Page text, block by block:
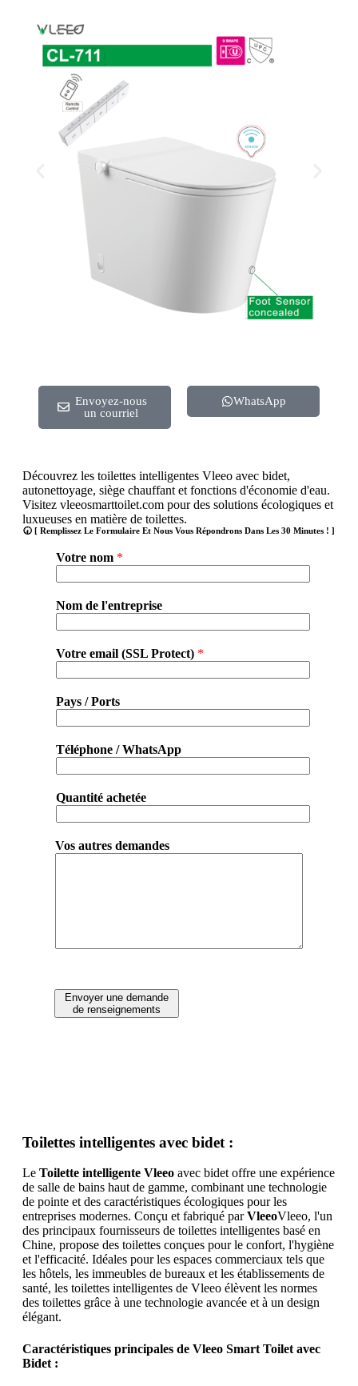
Envoyez-nous
un courriel
WhatsApp
Découvrez les toilettes intelligentes Vleeo avec bidet,
autonettoyage, siège chauffant et fonctions d'économie d'eau.
Visitez vleeosmarttoilet.com pour des solutions écologiques et
luxueuses en matière de toilettes.
🕢 [ Remplissez Le Formulaire Et Nous Vous Répondrons Dans Les 30 Minutes ! ]
Votre nom *
Nom de l'entreprise
Votre email (SSL Protect) *
Pays / Ports
Téléphone / WhatsApp
Quantité achetée
Vos autres demandes
Envoyer une demande
de renseignements
Toilettes intelligentes avec bidet :
Le Toilette intelligente Vleeo avec bidet offre une expérience
de salle de bains haut de gamme, combinant une technologie
de pointe et des caractéristiques écologiques pour les
entreprises modernes. Conçu et fabriqué parVleeoVleeo, l'un
des principaux fournisseurs de toilettes intelligentes basé en
Chine, propose des toilettes conçues pour le confort, l'hygiène
et l'efficacité. Idéales pour les espaces commerciaux tels que
les hôtels, les immeubles de bureaux et les établissements de
santé, les toilettes intelligentes de Vleeo élèvent les normes
des toilettes grâce à une technologie avancée et à un design
élégant.
Caractéristiques principales de Vleeo Smart Toilet avec
Bidet :